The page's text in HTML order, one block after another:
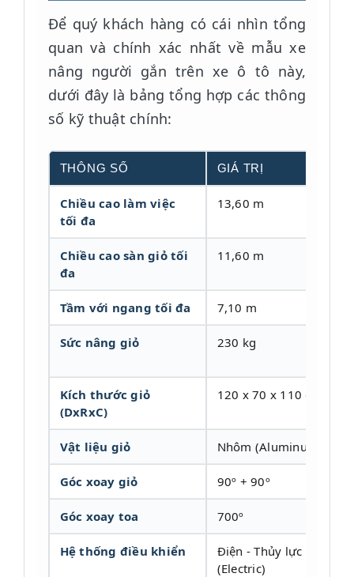
Để quý khách hàng có cái nhìn tổng
quan và chính xác nhất về mẫu xe
nâng người gắn trên xe ô tô này,
dưới đây là bảng tổng hợp các thông
số kỹ thuật chính:
THÔNG SỐ GIÁ TRỊ
Chiều cao làm việc
tối đa
13,60 m
Chiều cao sàn giỏ tối
đa
11,60 m
Tầm với ngang tối đa 7,10 m
Sức nâng giỏ 230 kg
Kích thước giỏ
(DxRxC)
120 x 70 x 110 cm
Vật liệu giỏ Nhôm (Aluminum)
Góc xoay giỏ 90º + 90º
Góc xoay toa 700º
Hệ thống điều khiển
Điện - Thủy lực
(Electric)